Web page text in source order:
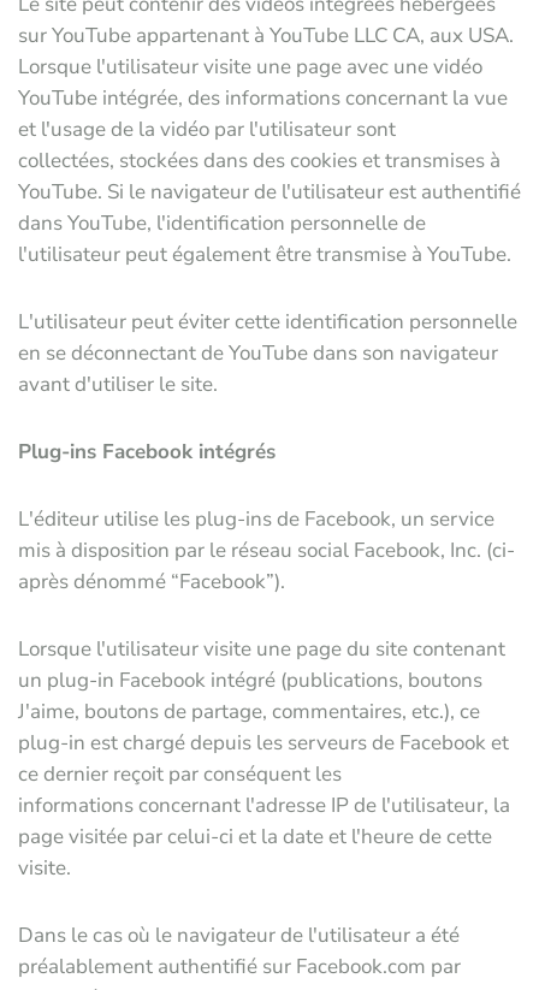
sur YouTube appartenant à YouTube LLC CA, aux USA.
Lorsque l'utilisateur visite une page avec une vidéo
YouTube intégrée, des informations concernant la vue
et l'usage de la vidéo par l'utilisateur sont
collectées, stockées dans des cookies et transmises à
YouTube. Si le navigateur de l'utilisateur est authentifié
dans YouTube, l'identification personnelle de
l'utilisateur peut également être transmise à YouTube.
L'utilisateur peut éviter cette identification personnelle
en se déconnectant de YouTube dans son navigateur
avant d'utiliser le site.
Plug-ins Facebook intégrés
L'éditeur utilise les plug-ins de Facebook, un service
mis à disposition par le réseau social Facebook, Inc. (ci-
après dénommé “Facebook”).
Lorsque l'utilisateur visite une page du site contenant
un plug-in Facebook intégré (publications, boutons
J'aime, boutons de partage, commentaires, etc.), ce
plug-in est chargé depuis les serveurs de Facebook et
ce dernier reçoit par conséquent les
informations concernant l'adresse IP de l'utilisateur, la
page visitée par celui-ci et la date et l'heure de cette
visite.
Dans le cas où le navigateur de l'utilisateur a été
préalablement authentifié sur Facebook.com par